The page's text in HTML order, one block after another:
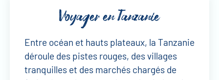
Voyager en Tanzanie
Entre océan et hauts plateaux, la Tanzanie
déroule des pistes rouges, des villages
tranquilles et des marchés chargés de